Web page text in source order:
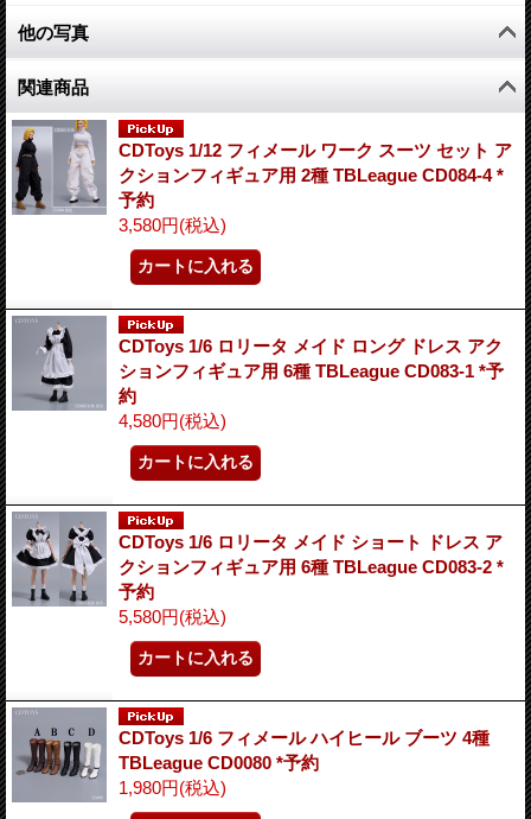
他の写真
関連商品
CDToys 1/12 フィメール ワーク スーツ セット ア
クションフィギュア用 2種 TBLeague CD084-4 *
予約
3,580円(税込)
CDToys 1/6 ロリータ メイド ロング ドレス アク
ションフィギュア用 6種 TBLeague CD083-1 *予
約
4,580円(税込)
CDToys 1/6 ロリータ メイド ショート ドレス ア
クションフィギュア用 6種 TBLeague CD083-2 *
予約
5,580円(税込)
CDToys 1/6 フィメール ハイヒール ブーツ 4種
TBLeague CD0080 *予約
1,980円(税込)